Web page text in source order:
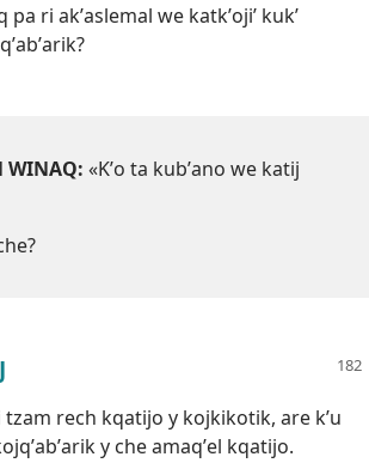
pa ri akʼaslemal we katkʼojiʼ kukʼ
WINAQ: «Kʼo ta kubʼano we katij
tzam rech kqatijo y kojkikotik, are kʼu
y che amaqʼel kqatijo.